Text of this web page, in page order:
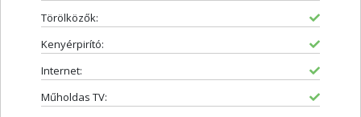
Törölközők:
Kenyérpirító:
Internet:
Műholdas TV: